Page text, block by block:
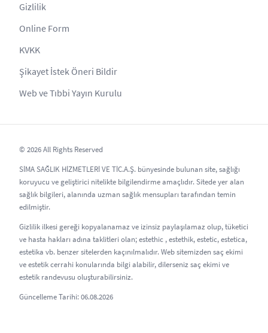
Gizlilik
Online Form
KVKK
Şikayet İstek Öneri Bildir
Web ve Tıbbi Yayın Kurulu
© 2026 All Rights Reserved
SİMA SAĞLIK HİZMETLERİ VE TİC.A.Ş. bünyesinde bulunan site, sağlığı
koruyucu ve geliştirici nitelikte bilgilendirme amaçlıdır. Sitede yer alan
sağlık bilgileri, alanında uzman sağlık mensupları tarafından temin
edilmiştir.
Gizlilik ilkesi gereği kopyalanamaz ve izinsiz paylaşılamaz olup, tüketici
ve hasta hakları adına taklitleri olan; estethic , estethik, estetic, estetica,
estetika vb. benzer sitelerden kaçınılmalıdır. Web sitemizden saç ekimi
ve estetik cerrahi konularında bilgi alabilir, dilerseniz saç ekimi ve
estetik randevusu oluşturabilirsiniz.
Güncelleme Tarihi: 06.08.2026